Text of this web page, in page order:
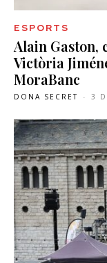
ESPORTS
Alain Gaston,
Victòria
MoraBanc
DONA SECRET - 3